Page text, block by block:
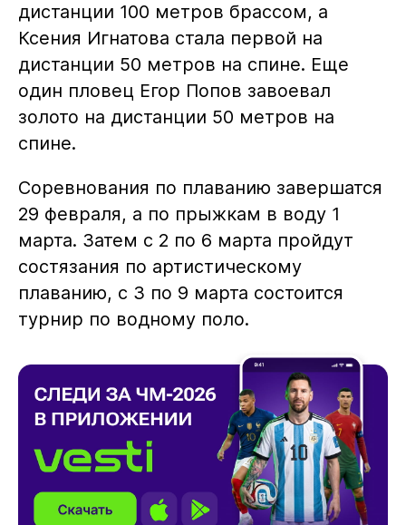
дистанции 100 метров брассом, а
Ксения Игнатова стала первой на
дистанции 50 метров на спине. Еще
один пловец Егор Попов завоевал
золото на дистанции 50 метров на
спине.
Соревнования по плаванию завершатся
29 февраля, а по прыжкам в воду 1
марта. Затем с 2 по 6 марта пройдут
состязания по артистическому
плаванию, с 3 по 9 марта состоится
турнир по водному поло.